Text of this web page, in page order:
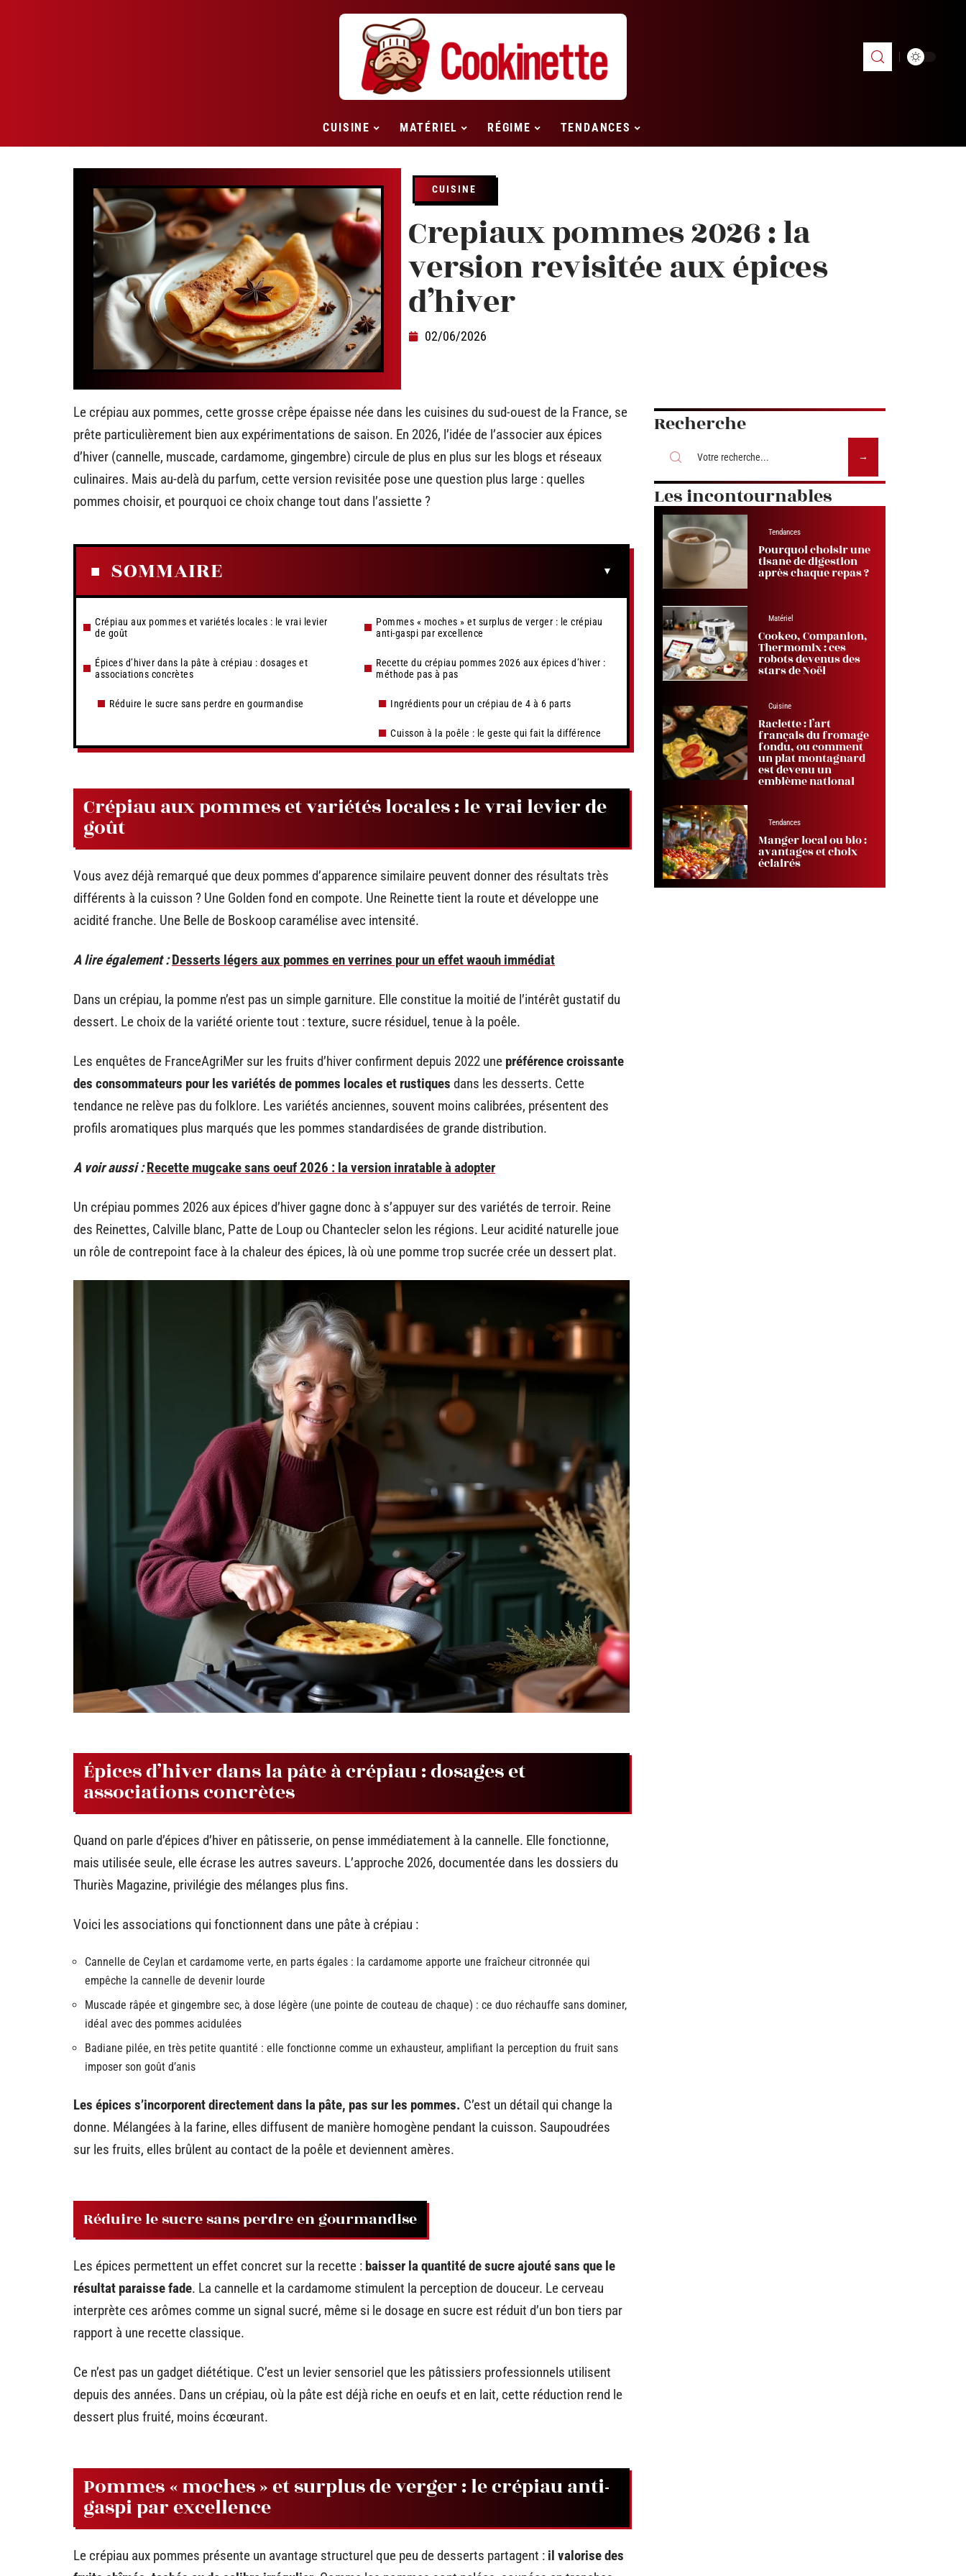
CUISINE MATÉRIEL RÉGIME TENDANCES
CUISINE
Crepiaux pommes 2026 : la
version revisitée aux épices
d’hiver
02/06/2026
Le crépiau aux pommes, cette grosse crêpe épaisse née dans les cuisines du sud-ouest de la France, se
prête particulièrement bien aux expérimentations de saison. En 2026, l’idée de l’associer aux épices
d’hiver (cannelle, muscade, cardamome, gingembre) circule de plus en plus sur les blogs et réseaux
culinaires. Mais au-delà du parfum, cette version revisitée pose une question plus large : quelles
pommes choisir, et pourquoi ce choix change tout dans l’assiette ?
SOMMAIRE
Crépiau aux pommes et variétés locales : le vrai levier
de goût
Épices d’hiver dans la pâte à crépiau : dosages et
associations concrètes
Réduire le sucre sans perdre en gourmandise
Pommes « moches » et surplus de verger : le crépiau
anti-gaspi par excellence
Recette du crépiau pommes 2026 aux épices d’hiver :
méthode pas à pas
Ingrédients pour un crépiau de 4 à 6 parts
Cuisson à la poêle : le geste qui fait la différence
Crépiau aux pommes et variétés locales : le vrai levier de
goût
Vous avez déjà remarqué que deux pommes d’apparence similaire peuvent donner des résultats très
différents à la cuisson ? Une Golden fond en compote. Une Reinette tient la route et développe une
acidité franche. Une Belle de Boskoop caramélise avec intensité.
A lire également : Desserts légers aux pommes en verrines pour un effet waouh immédiat
Dans un crépiau, la pomme n’est pas un simple garniture. Elle constitue la moitié de l’intérêt gustatif du
dessert. Le choix de la variété oriente tout : texture, sucre résiduel, tenue à la poêle.
Les enquêtes de FranceAgriMer sur les fruits d’hiver confirment depuis 2022 une préférence croissante
des consommateurs pour les variétés de pommes locales et rustiques dans les desserts. Cette
tendance ne relève pas du folklore. Les variétés anciennes, souvent moins calibrées, présentent des
profils aromatiques plus marqués que les pommes standardisées de grande distribution.
A voir aussi : Recette mugcake sans oeuf 2026 : la version inratable à adopter
Un crépiau pommes 2026 aux épices d’hiver gagne donc à s’appuyer sur des variétés de terroir. Reine
des Reinettes, Calville blanc, Patte de Loup ou Chantecler selon les régions. Leur acidité naturelle joue
un rôle de contrepoint face à la chaleur des épices, là où une pomme trop sucrée crée un dessert plat.
Épices d’hiver dans la pâte à crépiau : dosages et
associations concrètes
Quand on parle d’épices d’hiver en pâtisserie, on pense immédiatement à la cannelle. Elle fonctionne,
mais utilisée seule, elle écrase les autres saveurs. L’approche 2026, documentée dans les dossiers du
Thuriès Magazine, privilégie des mélanges plus fins.
Voici les associations qui fonctionnent dans une pâte à crépiau :
Cannelle de Ceylan et cardamome verte, en parts égales : la cardamome apporte une fraîcheur citronnée qui
empêche la cannelle de devenir lourde
Muscade râpée et gingembre sec, à dose légère (une pointe de couteau de chaque) : ce duo réchauffe sans dominer,
idéal avec des pommes acidulées
Badiane pilée, en très petite quantité : elle fonctionne comme un exhausteur, amplifiant la perception du fruit sans
imposer son goût d’anis
Les épices s’incorporent directement dans la pâte, pas sur les pommes. C’est un détail qui change la
donne. Mélangées à la farine, elles diffusent de manière homogène pendant la cuisson. Saupoudrées
sur les fruits, elles brûlent au contact de la poêle et deviennent amères.
Réduire le sucre sans perdre en gourmandise
Les épices permettent un effet concret sur la recette : baisser la quantité de sucre ajouté sans que le
résultat paraisse fade. La cannelle et la cardamome stimulent la perception de douceur. Le cerveau
interprète ces arômes comme un signal sucré, même si le dosage en sucre est réduit d’un bon tiers par
rapport à une recette classique.
Ce n’est pas un gadget diététique. C’est un levier sensoriel que les pâtissiers professionnels utilisent
depuis des années. Dans un crépiau, où la pâte est déjà riche en oeufs et en lait, cette réduction rend le
dessert plus fruité, moins écœurant.
Pommes « moches » et surplus de verger : le crépiau anti-
gaspi par excellence
Le crépiau aux pommes présente un avantage structurel que peu de desserts partagent : il valorise des
Recherche
Les incontournables
Tendances
Pourquoi choisir une
tisane de digestion
après chaque repas ?
Matériel
Cookeo, Companion,
Thermomix : ces
robots devenus des
stars de Noël
Cuisine
Raclette : l’art
français du fromage
fondu, ou comment
un plat montagnard
est devenu un
emblème national
Tendances
Manger local ou bio :
avantages et choix
éclairés